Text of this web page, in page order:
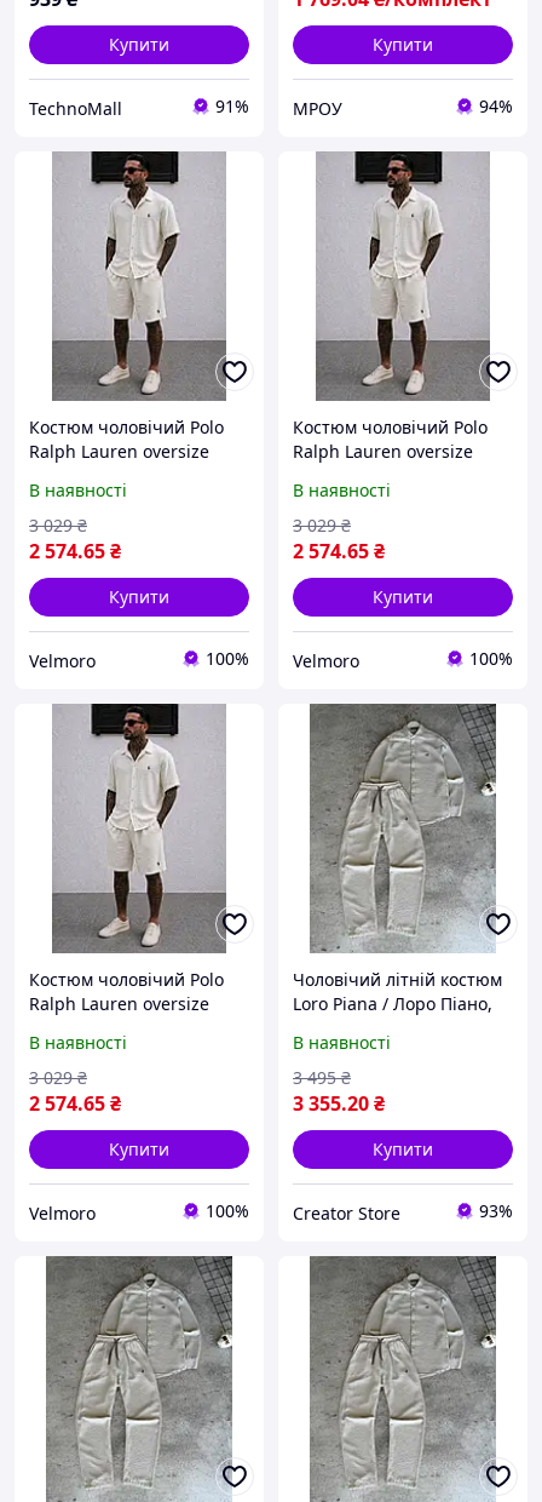
Купити
TechnoMall 91%
Купити
МРОУ 94%
Костюм чоловічий Polo
Ralph Lauren oversize
сорочка шорти літній
легкий стильний преміум
M
В наявності
2 574.65₴
3 029 ₴
Купити
Velmoro 100%
Костюм чоловічий Polo
Ralph Lauren oversize
сорочка шорти літній
легкий стильний преміум
L
В наявності
2 574.65₴
3 029 ₴
Купити
Velmoro 100%
Костюм чоловічий Polo
Ralph Lauren oversize
сорочка шорти літній
легкий стильний преміум
XL
В наявності
2 574.65₴
3 029 ₴
Купити
Velmoro 100%
Чоловічий літній костюм
Loro Piana / Лоро Піано,
муслінова лляна тканина,
білий, Turkey M
В наявності
3 355.20₴
3 495 ₴
Купити
Creator Store 93%